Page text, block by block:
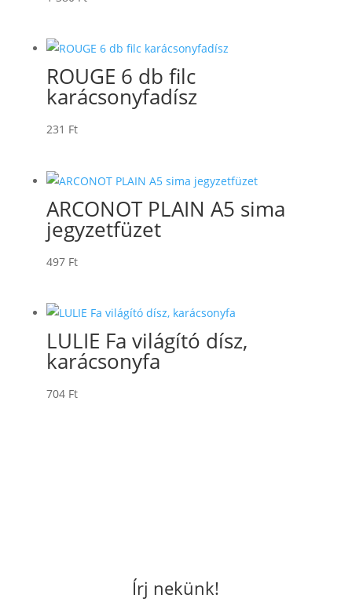
ROUGE 6 db filc
karácsonyfadísz
231 Ft
ARCONOT PLAIN A5 sima
jegyzetfüzet
497 Ft
LULIE Fa világító dísz,
karácsonyfa
704 Ft
Írj nekünk!